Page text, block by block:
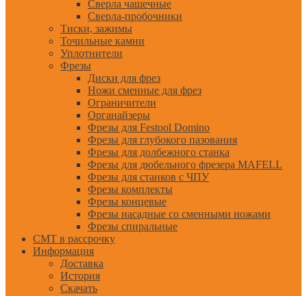
Сверла чашечные
Сверла-пробочники
Тиски, зажимы
Точильные камни
Уплотнители
Фрезы
Диски для фрез
Ножи сменные для фрез
Ограничители
Органайзеры
Фрезы для Festool Domino
Фрезы для глубокого пазования
Фрезы для долбежного станка
Фрезы для дюбельного фрезера MAFELL
Фрезы для станков с ЧПУ
Фрезы комплекты
Фрезы концевые
Фрезы насадные со сменными ножами
Фрезы спиральные
CMT в рассрочку
Информация
Доставка
История
Скачать